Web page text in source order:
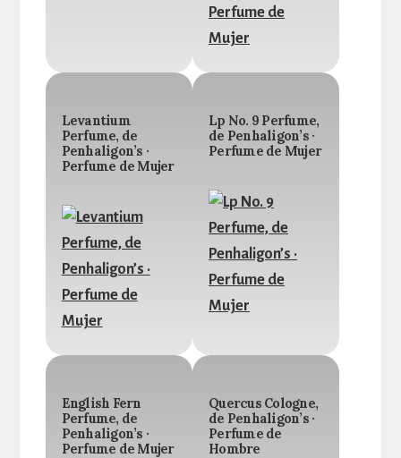
Levantium
Perfume, de
Penhaligon’s ·
Perfume de Mujer
Lp No. 9 Perfume,
de Penhaligon’s ·
Perfume de Mujer
English Fern
Perfume, de
Penhaligon’s ·
Perfume de Mujer
Quercus Cologne,
de Penhaligon’s ·
Perfume de
Hombre